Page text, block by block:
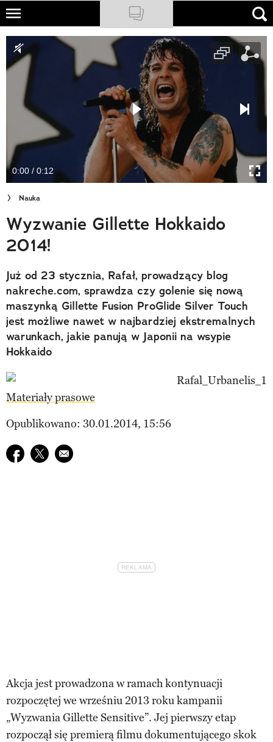
Skip
main
content
NATIONAL GEOGRAPHIC
TRAVELER
PODCASTY
Newsletter
Cuda Polski
Wielki Konkurs Fotograficzny
Trendbook Podróżniczy
Polecane
0:00 / 0:12
Nauka
Wyzwanie Gillette Hokkaido
2014!
Już od 23 stycznia, Rafał, prowadzący blog
nakreche.com, sprawdza czy golenie się nową
maszynką Gillette Fusion ProGlide Silver Touch
jest możliwe nawet w najbardziej ekstremalnych
warunkach, jakie panują w Japonii na wsypie
Hokkaido
Materiały prasowe
Opublikowano: 30.01.2014, 15:56
Udostępnij na facebook
Udostępnij na twitter
E-mail do przyjaciela
Akcja jest prowadzona w ramach kontynuacji
rozpoczętej we wrześniu 2013 roku kampanii
„Wyzwania Gillette Sensitive”. Jej pierwszy etap
rozpoczął się premierą filmu dokumentującego skok